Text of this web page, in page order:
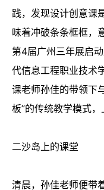
践，发现设计创意课
味着冲破条条框框，
第4届广州三年展启
代信息工程职业技术
课老师孙佳的带领下
板”的传统教学模式，
二沙岛上的课堂
清晨，孙佳老师便带